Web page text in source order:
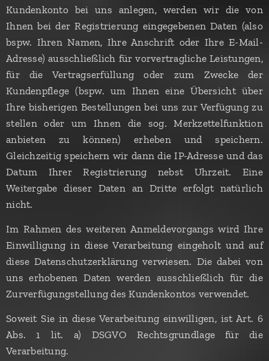
Kundenkonto bei uns anlegen, werden wir die von
Ihnen bei der Registrierung eingegebenen Daten (also
bspw. Ihren Namen, Ihre Anschrift oder Ihre E-Mail-
Adresse) ausschließlich für vorvertragliche Leistungen,
für die Vertragserfüllung oder zum Zwecke der
Kundenpflege (bspw. um Ihnen eine Übersicht über
Ihre bisherigen Bestellungen bei uns zur Verfügung zu
stellen oder um Ihnen die sog. Merkzettelfunktion
anbieten zu können) erheben und speichern.
Gleichzeitig speichern wir dann die IP-Adresse und das
Datum Ihrer Registrierung nebst Uhrzeit. Eine
Weitergabe dieser Daten an Dritte erfolgt natürlich
nicht.
Im Rahmen des weiteren Anmeldevorgangs wird Ihre
Einwilligung in diese Verarbeitung eingeholt und auf
diese Datenschutzerklärung verwiesen. Die dabei von
uns erhobenen Daten werden ausschließlich für die
Zurverfügungstellung des Kundenkontos verwendet.
Soweit Sie in diese Verarbeitung einwilligen, ist Art. 6
Abs. 1 lit. a) DSGVO Rechtsgrundlage für die
Verarbeitung.